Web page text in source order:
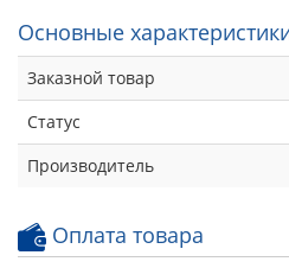
Основные
Заказной товар
Статус
Производитель
Оплата товара